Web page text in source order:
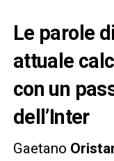
Le parole
attuale
con un
dell’Inter
Gaetano